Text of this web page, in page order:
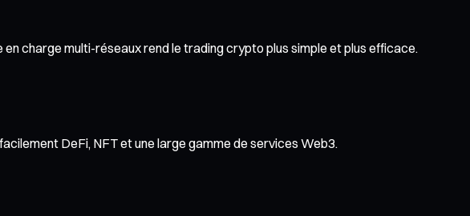
charge multi-réseaux rend le trading crypto plus simple et plus efficace.
DeFi, NFT et une large gamme de services Web3.